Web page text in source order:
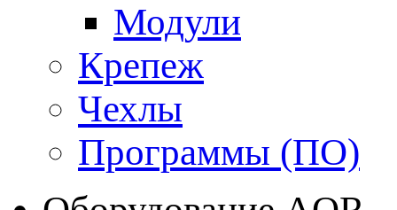
Модули
Крепеж
Чехлы
Программы (ПО)